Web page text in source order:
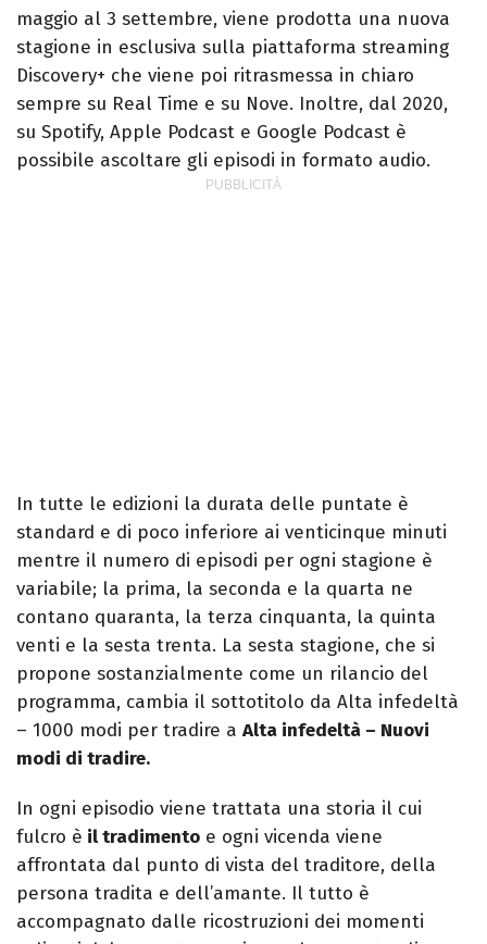
maggio al 3 settembre, viene prodotta una nuova
stagione in esclusiva sulla piattaforma streaming
Discovery+ che viene poi ritrasmessa in chiaro
sempre su Real Time e su Nove. Inoltre, dal 2020,
su Spotify, Apple Podcast e Google Podcast è
possibile ascoltare gli episodi in formato audio.
In tutte le edizioni la durata delle puntate è
standard e di poco inferiore ai venticinque minuti
mentre il numero di episodi per ogni stagione è
variabile; la prima, la seconda e la quarta ne
contano quaranta, la terza cinquanta, la quinta
venti e la sesta trenta. La sesta stagione, che si
propone sostanzialmente come un rilancio del
programma, cambia il sottotitolo da Alta infedeltà
– 1000 modi per tradire a Alta infedeltà – Nuovi
modi di tradire.
In ogni episodio viene trattata una storia il cui
fulcro è il tradimento e ogni vicenda viene
affrontata dal punto di vista del traditore, della
persona tradita e dell’amante. Il tutto è
accompagnato dalle ricostruzioni dei momenti